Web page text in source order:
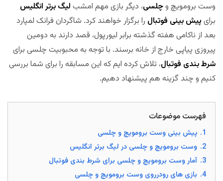
وست برومویچ وچلسی، دیگر بازی مهم امشب لیگ برتر انگلیس
برای پیش بینی فوتبال را برگزار خواهند کرد. شاگردان فرانک لمپارد
بعد از ناکامی هفته گذشته برابر لیورپول، قصد دارند به دومین
پیروزی پیاپی خارج از خانه برسند. با توجه به محبوبیت چلسی برای
شرط بندی فوتبال، تلاش کرده ایم که این مسابقه را برای شما بررسی
کنیم و چند گزینه هم پیشنهاد دهیم.
فهرست موضوعات
1. پیش بینی وست برومویچ و چلسی
2. وست برومویچ و چلسی در لیگ برتر انگلیس
3. آمار وست برومویچ و چلسی برای شرط بندی فوتبال
4. بازی های رودرروی وست برومویچ و چلسی